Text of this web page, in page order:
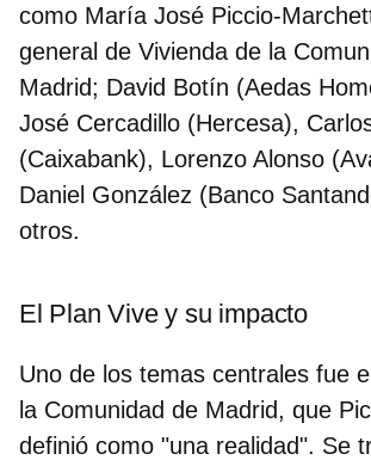
como María José Piccio-
general de Vivienda de la
Madrid; David Botín (Aedas
José Cercadillo (Hercesa),
(Caixabank), Lorenzo Alonso
Daniel González (Banco
otros.
El Plan Vive y su impacto
Uno de los temas centrales fue
la Comunidad de Madrid, que
definió como "una realidad". Se